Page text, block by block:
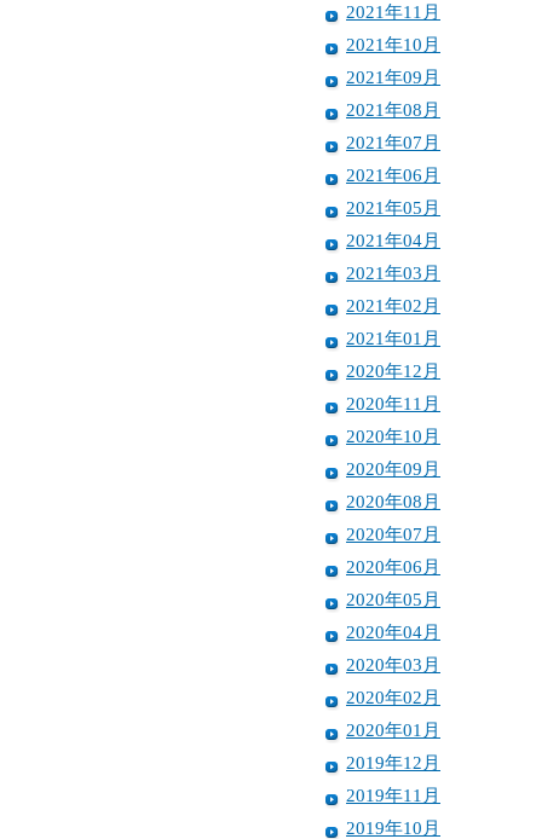
2021年11月
2021年10月
2021年09月
2021年08月
2021年07月
2021年06月
2021年05月
2021年04月
2021年03月
2021年02月
2021年01月
2020年12月
2020年11月
2020年10月
2020年09月
2020年08月
2020年07月
2020年06月
2020年05月
2020年04月
2020年03月
2020年02月
2020年01月
2019年12月
2019年11月
2019年10月